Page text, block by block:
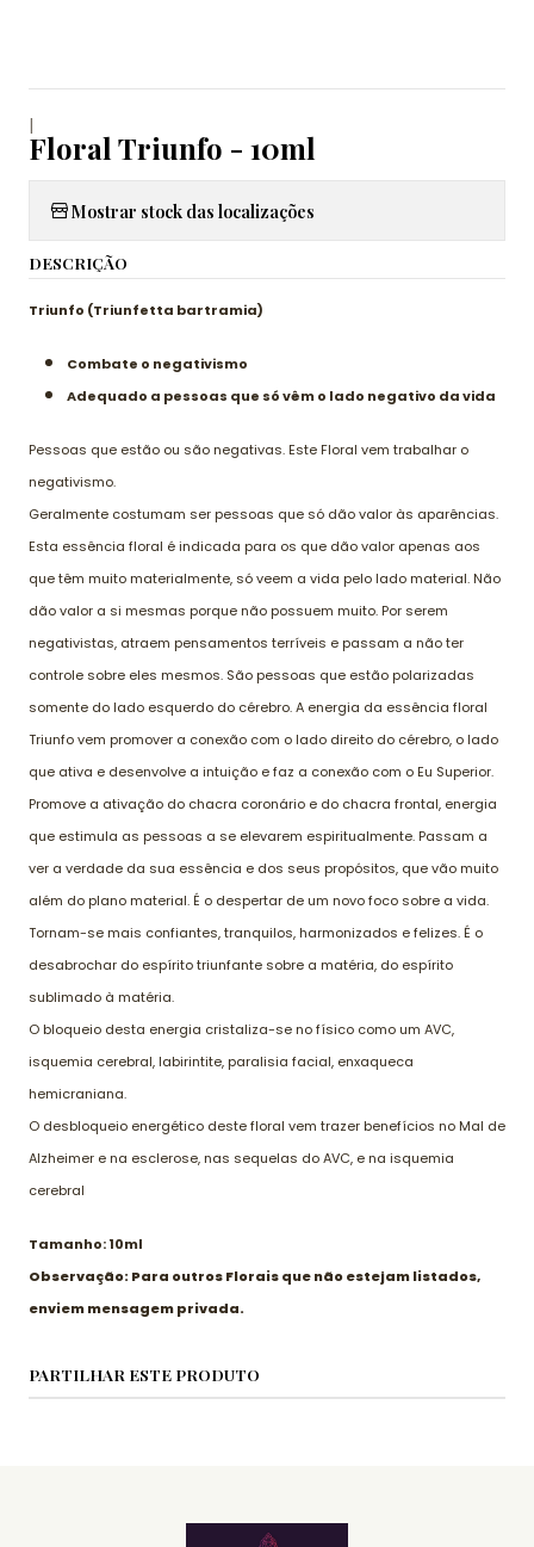
|
Floral Triunfo - 10ml
Mostrar stock das localizações
DESCRIÇÃO
Triunfo (Triunfetta bartramia)
Combate o negativismo
Adequado a pessoas que só vêm o lado negativo da vida
Pessoas que estão ou são negativas. Este Floral vem trabalhar o
negativismo.
Geralmente costumam ser pessoas que só dão valor às aparências.
Esta essência floral é indicada para os que dão valor apenas aos
que têm muito materialmente, só veem a vida pelo lado material. Não
dão valor a si mesmas porque não possuem muito. Por serem
negativistas, atraem pensamentos terríveis e passam a não ter
controle sobre eles mesmos. São pessoas que estão polarizadas
somente do lado esquerdo do cérebro. A energia da essência floral
Triunfo vem promover a conexão com o lado direito do cérebro, o lado
que ativa e desenvolve a intuição e faz a conexão com o Eu Superior.
Promove a ativação do chacra coronário e do chacra frontal, energia
que estimula as pessoas a se elevarem espiritualmente. Passam a
ver a verdade da sua essência e dos seus propósitos, que vão muito
além do plano material. É o despertar de um novo foco sobre a vida.
Tornam-se mais confiantes, tranquilos, harmonizados e felizes. É o
desabrochar do espírito triunfante sobre a matéria, do espírito
sublimado à matéria.
O bloqueio desta energia cristaliza-se no físico como um AVC,
isquemia cerebral, labirintite, paralisia facial, enxaqueca
hemicraniana.
O desbloqueio energético deste floral vem trazer benefícios no Mal de
Alzheimer e na esclerose, nas sequelas do AVC, e na isquemia
cerebral
Tamanho: 10ml
Observação: Para outros Florais que não estejam listados,
enviem mensagem privada.
PARTILHAR ESTE PRODUTO